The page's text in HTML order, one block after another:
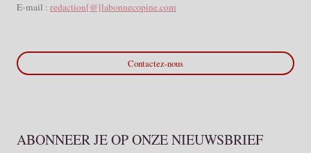
E-mail : redaction[@]labonnecopine.com
Contactez-nous
ABONNEER JE OP ONZE NIEUWSBRIEF